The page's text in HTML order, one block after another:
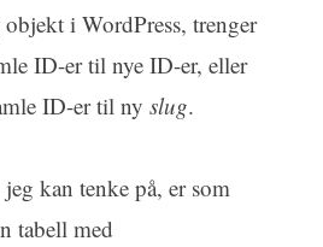
i WordPress, trenger
ID-er til nye ID-er, eller
ID-er til nyslug.
kan tenke på, er som
tabell med